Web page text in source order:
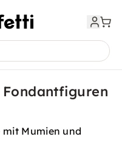
mit Mumien und